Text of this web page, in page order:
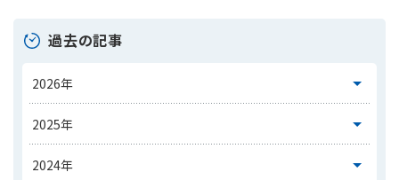
過去の記事